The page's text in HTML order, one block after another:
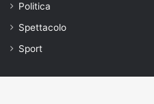
Politica
Spettacolo
Sport